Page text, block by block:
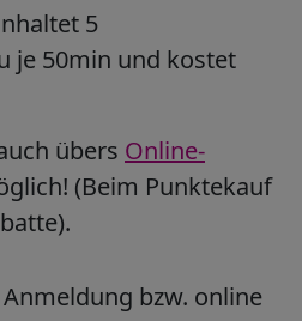
5
je 50min und kostet
übers Online-
(Beim Punktekauf
bzw. online